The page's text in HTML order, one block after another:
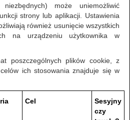
może uniemożliwić
strony lub aplikacji. Ustawienia
również usunięcie wszystkich
na urządzeniu użytkownika w
poszczególnych plików cookie, z
ich stosowania znajduje się w
Cel
Sesyjny
czy